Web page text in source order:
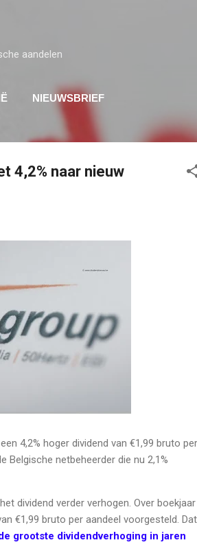
aandelen
NIEUWSBRIEF
4,2% naar nieuw
4,2% hoger dividend van €1,99 bruto per
Belgische netbeheerder die nu 2,1%
dividend verder verhogen. Over boekjaar
€1,99 bruto per aandeel voorgesteld. Dat
grootste dividendverhoging in jaren